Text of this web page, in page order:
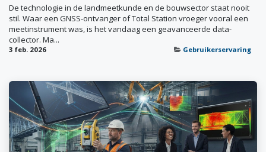
De technologie in de landmeetkunde en de bouwsector staat nooit
stil. Waar een GNSS-ontvanger of Total Station vroeger vooral een
meetinstrument was, is het vandaag een geavanceerde data-
collector. Ma...
3 feb. 2026 Gebruikerservaring